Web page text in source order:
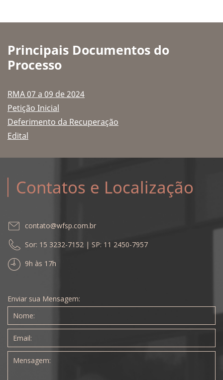
Principais Documentos do
Processo
RMA 07 a 09 de 2024
Petição Inicial
Deferimento da Recuperação
Edital
Contatos e Localização
contato@wfsp.com.br
Sor: 15 3232-7152 | SP: 11 2450-7957
9h às 17h
Enviar sua Mensagem: